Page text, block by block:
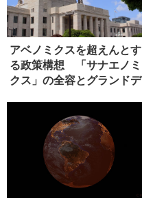
アベノミクスを超えんとす
る政策構想 「サナエノミ
クス」の全容とグランドデ